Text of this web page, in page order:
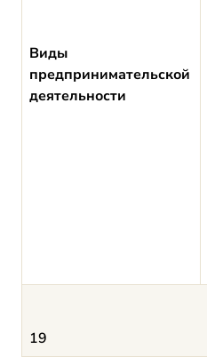
Виды
предпринимательской
деятельности
19